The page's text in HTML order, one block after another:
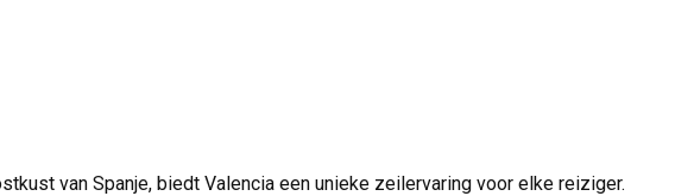
van Spanje, biedt Valencia een unieke zeilervaring voor elke reiziger.